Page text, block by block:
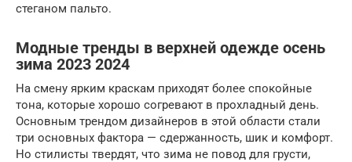
стеганом пальто.
Модные тренды в верхней одежде осень
зима 2023 2024
На смену ярким краскам приходят более спокойные
тона, которые хорошо согревают в прохладный день.
Основным трендом дизайнеров в этой области стали
три основных фактора — сдержанность, шик и комфорт.
Но стилисты твердят, что зима не повод для грусти,